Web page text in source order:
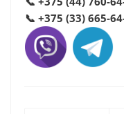
📞 +375 (33) 665-